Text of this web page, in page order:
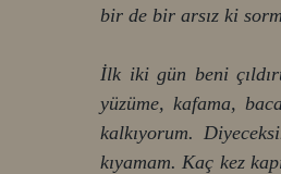
bir de bir arsız ki
İlk iki gün beni
yüzüme, kafama,
kalkıyorum.
kıyamam. Kaç kez